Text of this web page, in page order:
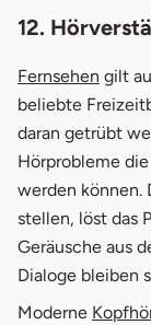
12.
Fernsehen gilt
beliebte
daran getrübt
Hörprobleme
werden können.
stellen, löst das
Geräusche aus
Dialoge bleiben
Moderne